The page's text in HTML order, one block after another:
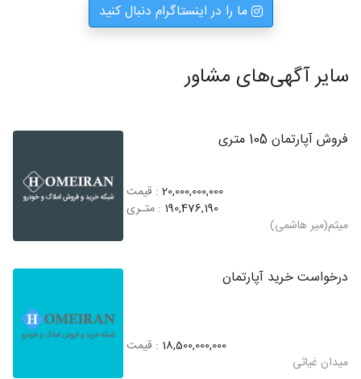
ما را در اینستاگرام دنبال کنید
سایر آگهی‌های مشاور
فروش آپارتمان 105 متری
20,000,000,000 : قیمت
190,476,190 : متـری
میثم(میر هاشمی)
درخواست خرید آپارتمان
18,500,000,000 : قیمت
میدان غیاثی